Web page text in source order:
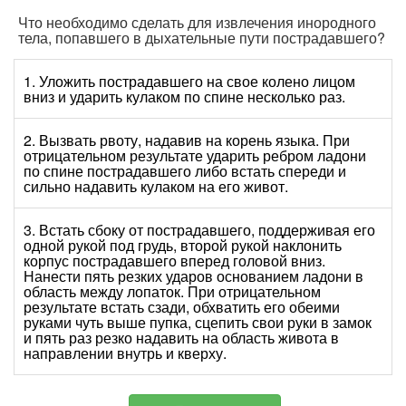
Что необходимо сделать для извлечения инородного
тела, попавшего в дыхательные пути пострадавшего?
1. Уложить пострадавшего на свое колено лицом
вниз и ударить кулаком по спине несколько раз.
2. Вызвать рвоту, надавив на корень языка. При
отрицательном результате ударить ребром ладони
по спине пострадавшего либо встать спереди и
сильно надавить кулаком на его живот.
3. Встать сбоку от пострадавшего, поддерживая его
одной рукой под грудь, второй рукой наклонить
корпус пострадавшего вперед головой вниз.
Нанести пять резких ударов основанием ладони в
область между лопаток. При отрицательном
результате встать сзади, обхватить его обеими
руками чуть выше пупка, сцепить свои руки в замок
и пять раз резко надавить на область живота в
направлении внутрь и кверху.